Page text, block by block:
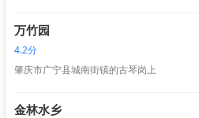
万竹园
4.2分
肇庆市广宁县城南街镇的古琴岗上
金林水乡